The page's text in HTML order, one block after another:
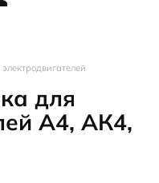
для
А4, АК4,